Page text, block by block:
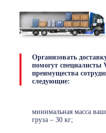
Организовать
помогут
преимущества
следующие:
минимальная масса
груза – 30 кг;